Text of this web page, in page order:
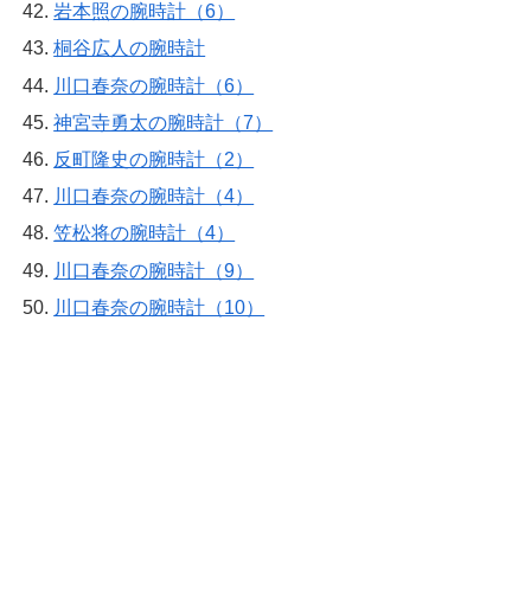
岩本照の腕時計（6）
桐谷広人の腕時計
川口春奈の腕時計（6）
神宮寺勇太の腕時計（7）
反町隆史の腕時計（2）
川口春奈の腕時計（4）
笠松将の腕時計（4）
川口春奈の腕時計（9）
川口春奈の腕時計（10）